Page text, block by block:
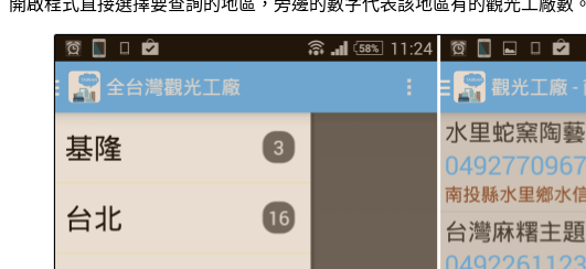
開啟程式直接選擇要查詢的地區，旁邊的數字代表該地區有的觀光工廠數